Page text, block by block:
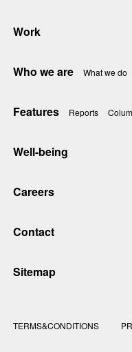
Work
Who we are What we do
Features Reports
Well-being
Careers
Contact
Sitemap
TERMS&CONDITIONS